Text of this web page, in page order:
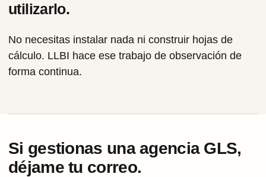
utilizarlo.
No necesitas instalar nada ni construir hojas de
cálculo. LLBI hace ese trabajo de observación de
forma continua.
Si gestionas una agencia GLS,
déjame tu correo.